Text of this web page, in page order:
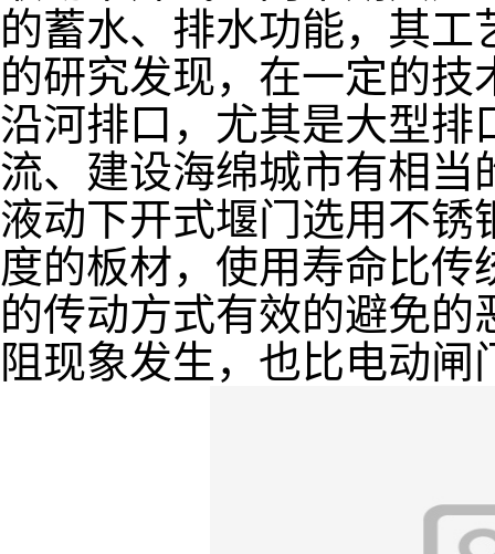
的蓄水、排水功能，其
的研究发现，在一定的
沿河排口，尤其是大型排
流、建设海绵城市有相当
液动下开式堰门选用不锈
度的板材，使用寿命比
的传动方式有效的避免
阻现象发生，也比电动